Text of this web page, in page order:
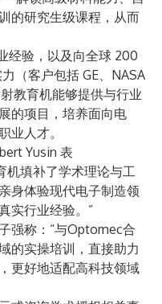
的研究生级课程，从而
经验，以及向全球 200
（客户包括 GE、NASA
教育机能够提供与行业
的项目，培养面向电
业人才。
Yusin 表
机填补了学术理论与工
身体验现代电子制造领
实行业经验。”
强称：“与Optomec合
的实操培训，直接助力
更好地适配高科技领域